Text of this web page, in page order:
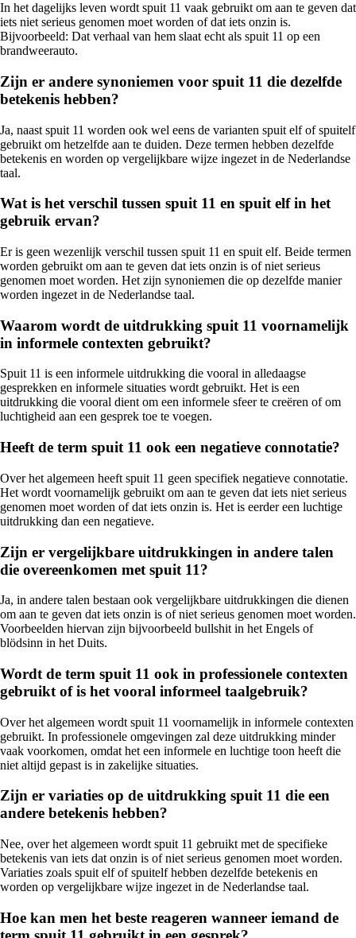
In het dagelijks leven wordt spuit 11 vaak gebruikt om aan te geven dat
iets niet serieus genomen moet worden of dat iets onzin is.
Bijvoorbeeld: Dat verhaal van hem slaat echt als spuit 11 op een
brandweerauto.
Zijn er andere synoniemen voor spuit 11 die dezelfde
betekenis hebben?
Ja, naast spuit 11 worden ook wel eens de varianten spuit elf of spuitelf
gebruikt om hetzelfde aan te duiden. Deze termen hebben dezelfde
betekenis en worden op vergelijkbare wijze ingezet in de Nederlandse
taal.
Wat is het verschil tussen spuit 11 en spuit elf in het
gebruik ervan?
Er is geen wezenlijk verschil tussen spuit 11 en spuit elf. Beide termen
worden gebruikt om aan te geven dat iets onzin is of niet serieus
genomen moet worden. Het zijn synoniemen die op dezelfde manier
worden ingezet in de Nederlandse taal.
Waarom wordt de uitdrukking spuit 11 voornamelijk
in informele contexten gebruikt?
Spuit 11 is een informele uitdrukking die vooral in alledaagse
gesprekken en informele situaties wordt gebruikt. Het is een
uitdrukking die vooral dient om een informele sfeer te creëren of om
luchtigheid aan een gesprek toe te voegen.
Heeft de term spuit 11 ook een negatieve connotatie?
Over het algemeen heeft spuit 11 geen specifiek negatieve connotatie.
Het wordt voornamelijk gebruikt om aan te geven dat iets niet serieus
genomen moet worden of dat iets onzin is. Het is eerder een luchtige
uitdrukking dan een negatieve.
Zijn er vergelijkbare uitdrukkingen in andere talen
die overeenkomen met spuit 11?
Ja, in andere talen bestaan ook vergelijkbare uitdrukkingen die dienen
om aan te geven dat iets onzin is of niet serieus genomen moet worden.
Voorbeelden hiervan zijn bijvoorbeeld bullshit in het Engels of
blödsinn in het Duits.
Wordt de term spuit 11 ook in professionele contexten
gebruikt of is het vooral informeel taalgebruik?
Over het algemeen wordt spuit 11 voornamelijk in informele contexten
gebruikt. In professionele omgevingen zal deze uitdrukking minder
vaak voorkomen, omdat het een informele en luchtige toon heeft die
niet altijd gepast is in zakelijke situaties.
Zijn er variaties op de uitdrukking spuit 11 die een
andere betekenis hebben?
Nee, over het algemeen wordt spuit 11 gebruikt met de specifieke
betekenis van iets dat onzin is of niet serieus genomen moet worden.
Variaties zoals spuit elf of spuitelf hebben dezelfde betekenis en
worden op vergelijkbare wijze ingezet in de Nederlandse taal.
Hoe kan men het beste reageren wanneer iemand de